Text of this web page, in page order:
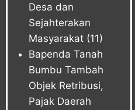
Desa dan
Sejahterakan
Masyarakat (11)
Bapenda Tanah
Bumbu Tambah
Objek Retribusi,
Pajak Daerah